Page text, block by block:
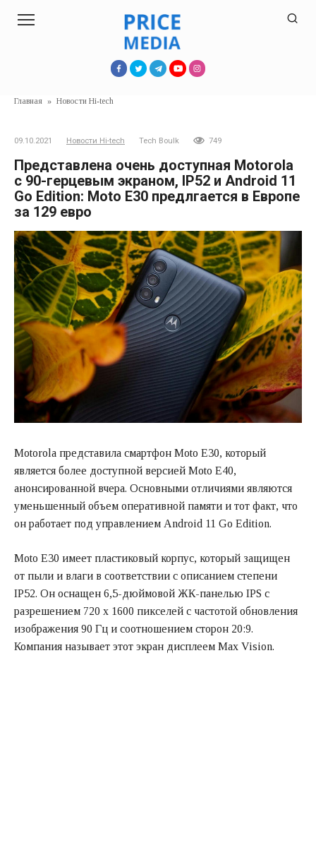
Главная » Новости Hi-tech
09.10.2021 Новости Hi-tech Tech Boulk 749
Представлена очень доступная Motorola
с 90-герцевым экраном, IP52 и Android 11
Go Edition: Moto E30 предлгается в Европе
за 129 евро
Motorola представила смартфон Moto E30, который
является более доступной версией Moto E40,
анонсированной вчера. Основными отличиями являются
уменьшенный объем оперативной памяти и тот факт, что
он работает под управлением Android 11 Go Edition.
Moto E30 имеет пластиковый корпус, который защищен
от пыли и влаги в соответствии с описанием степени
IP52. Он оснащен 6,5-дюймовой ЖК-панелью IPS с
разрешением 720 x 1600 пикселей с частотой обновления
изображения 90 Гц и соотношением сторон 20:9.
Компания называет этот экран дисплеем Max Vision.